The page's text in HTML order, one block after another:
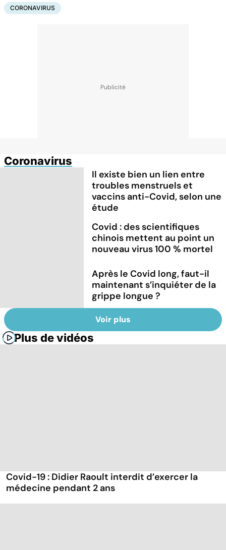
CORONAVIRUS
Coronavirus
Il existe bien un lien entre
troubles menstruels et
vaccins anti-Covid, selon une
étude
Covid : des scientifiques
chinois mettent au point un
nouveau virus 100 % mortel
Après le Covid long, faut-il
maintenant s’inquiéter de la
grippe longue ?
Voir plus
Plus de vidéos
Covid-19 : Didier Raoult interdit d’exercer la
médecine pendant 2 ans